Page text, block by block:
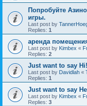
Попробуйте
игры.
Last post by
Replies: 1
аренда
Last post by Kimbex «
Replies: 2
Just want to say Hi!
Last post by Davidlah «
Replies: 1
Just want to say
Last post by Kimbex «
Replies: 3